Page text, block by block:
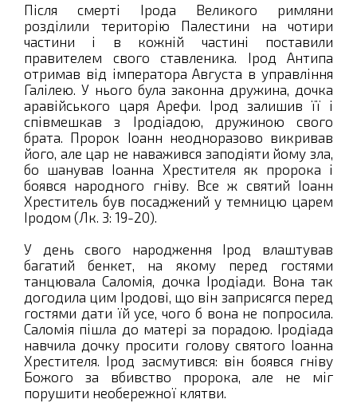
Після смерті Ірода Великого римляни
розділили територію Палестини на чотири
частини і в кожній частині поставили
правителем свого ставленика. Ірод Антипа
отримав від імператора Августа в управління
Галілею. У нього була законна дружина, дочка
аравійського царя Арефи. Ірод залишив її і
співмешкав з Іродіадою, дружиною свого
брата. Пророк Іоанн неодноразово викривав
його, але цар не наважився заподіяти йому зла,
бо шанував Іоанна Хрестителя як пророка і
боявся народного гніву. Все ж святий Іоанн
Хреститель був посаджений у темницю царем
Іродом (Лк. 3: 19-20).
У день свого народження Ірод влаштував
багатий бенкет, на якому перед гостями
танцювала Саломія, дочка Іродіади. Вона так
догодила цим Іродові, що він заприсягся перед
гостями дати їй усе, чого б вона не попросила.
Саломія пішла до матері за порадою. Іродіада
навчила дочку просити голову святого Іоанна
Хрестителя. Ірод засмутився: він боявся гніву
Божого за вбивство пророка, але не міг
порушити необережної клятви.